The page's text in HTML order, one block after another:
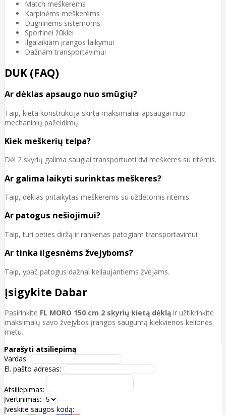
Match meškerėms
Karpinėms meškerėms
Dugninėms sistemoms
Sportinei žūklei
Ilgalaikiam įrangos laikymui
Dažnam transportavimui
DUK (FAQ)
Ar dėklas apsaugo nuo smūgių?
Taip, kieta konstrukcija skirta maksimaliai apsaugai nuo
mechaninių pažeidimų.
Kiek meškerių telpa?
Dėl 2 skyrių galima saugiai transportuoti dvi meškeres su ritėmis.
Ar galima laikyti surinktas meškeres?
Taip, dėklas pritaikytas meškerėms su uždėtomis ritėmis.
Ar patogus nešiojimui?
Taip, turi peties diržą ir rankenas patogiam transportavimui.
Ar tinka ilgesnėms žvejyboms?
Taip, ypač patogus dažnai keliaujantiems žvejams.
Įsigykite Dabar
Pasirinkite FL MORO 150 cm 2 skyrių kietą dėklą ir užtikrinkite
maksimalų savo žvejybos įrangos saugumą kiekvienos kelionės
metu.
Parašyti atsiliepimą
Vardas:
El. pašto adresas:
Atsiliepimas:
Įvertinimas:
Įveskite saugos kodą: